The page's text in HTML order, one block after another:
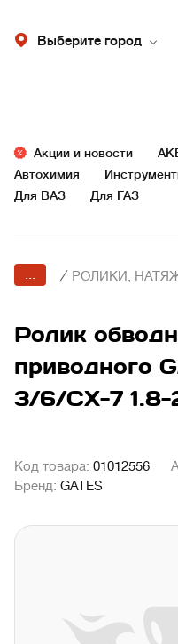
Выберите город
Акции и новости
Автохимия
Для ВАЗ
Для ГАЗ
... / РОЛИКИ,
Ролик
приводного
3/6/CX-7
Код товара: 01012556
Бренд: GATES